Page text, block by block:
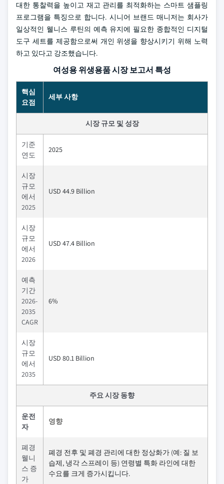
대한 통찰력을 높이고 재고 관리를 최적화하는 스마트 샘플링
프로그램을 특징으로 합니다. 시니어 브랜드 매니저는 회사가
일상적인 웰니스 루틴의 예측 유지에 필요한 종합적인 디지털
도구 세트를 제공함으로써 개인 위생을 향상시키기 위해 노력
하고 있다고 강조했습니다.
여성용 위생용품 시장 보고서 특성
핵심
요점
세부 사항
시장 규모 및 성장
기준
연도
2025
시장
규모
에서
2025
USD 44.9 Billion
시장
규모
에서
2026
USD 47.4 Billion
예측
기간
2026-
2035
CAGR
6%
시장
규모
에서
2035
USD 80.1 Billion
주요 시장 동향
운전
자
영향
폐경
웰니
스 증
가
폐경 전후 및 폐경 관리에 대한 정상화가 (예: 질 보
습제, 냉각 스프레이 등) 연령별 특화 라인에 대한
수요를 크게 증가시킵니다.